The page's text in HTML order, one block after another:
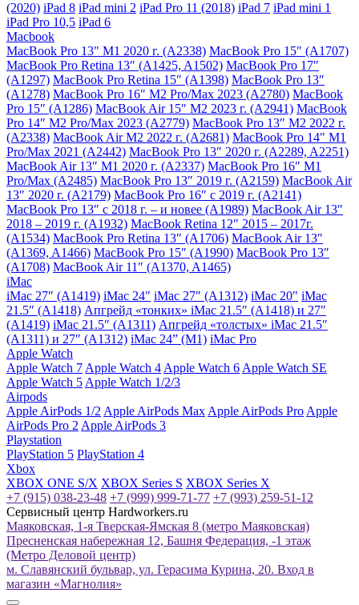
(2020) iPad 8 iPad mini 2 iPad Pro 11 (2018) iPad 7 iPad mini 1
iPad Pro 10,5 iPad 6
Macbook
MacBook Pro 13" M1 2020 г. (A2338) MacBook Pro 15″ (A1707)
MacBook Pro Retina 13″ (A1425, A1502) MacBook Pro 17″
(A1297) MacBook Pro Retina 15″ (A1398) MacBook Pro 13″
(A1278) MacBook Pro 16″ M2 Pro/Max 2023 (A2780) MacBook
Pro 15″ (A1286) MacBook Air 15″ M2 2023 г. (A2941) MacBook
Pro 14″ M2 Pro/Max 2023 (A2779) MacBook Pro 13″ M2 2022 г.
(A2338) MacBook Air M2 2022 г. (A2681) MacBook Pro 14" M1
Pro/Max 2021 (A2442) MacBook Pro 13″ 2020 г. (A2289, A2251)
MacBook Air 13″ M1 2020 г. (A2337) MacBook Pro 16″ M1
Pro/Max (A2485) MacBook Pro 13″ 2019 г. (A2159) MacBook Air
13″ 2020 г. (A2179) MacBook Pro 16″ с 2019 г. (A2141)
MacBook Pro 13″ с 2018 г. – и новее (A1989) MacBook Air 13″
2018 – 2019 г. (A1932) MacBook Retina 12″ 2015 – 2017г.
(A1534) MacBook Pro Retina 13″ (A1706) MacBook Air 13″
(A1369, A1466) MacBook Pro 15″ (A1990) MacBook Pro 13″
(A1708) MacBook Air 11″ (A1370, A1465)
iMac
iMac 27″ (A1419) iMac 24" iMac 27″ (A1312) iMac 20" iMac
21.5″ (A1418) Апгрейд «тонких» iMac 21.5″ (A1418) и 27″
(A1419) iMac 21.5″ (A1311) Апгрейд «толстых» iMac 21.5″
(A1311) и 27″ (A1312) iMac 24” (M1) iMac Pro
Apple Watch
Apple Watch 7 Apple Watch 4 Apple Watch 6 Apple Watch SE
Apple Watch 5 Apple Watch 1/2/3
Airpods
Apple AirPods 1/2 Apple AirPods Max Apple AirPods Pro Apple
AirPods Pro 2 Apple AirPods 3
Playstation
PlayStation 5 PlayStation 4
Xbox
XBOX ONE S/X XBOX Series S XBOX Series X
+7 (915) 038-23-48 +7 (999) 999-71-77 +7 (993) 259-51-12
Сервисный центр Hardworkers.ru
Маяковская, 1-я Тверская-Ямская 8 (метро Маяковская)
Пресненская набережная 12, Башня Федерация, -1 этаж
(Метро Деловой центр)
м. Славянский бульвар, ул. Герасима Курина, 20. Вход в
магазин «Магнолия»